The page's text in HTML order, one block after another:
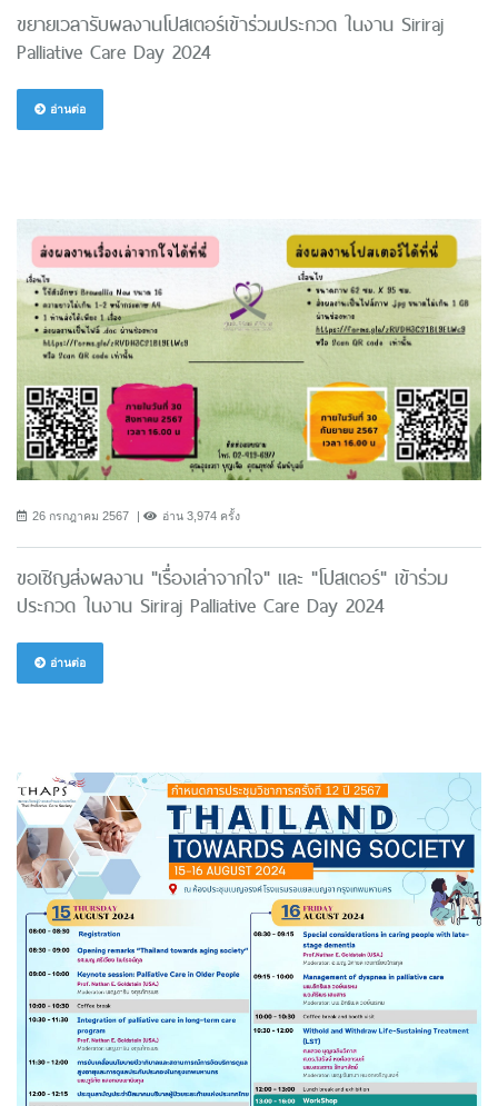
ขยายเวลารับผลงานโปสเตอร์เข้าร่วมประกวด ในงาน Siriraj
Palliative Care Day 2024
อ่านต่อ
26 กรกฎาคม 2567 อ่าน 3,974 ครั้ง
ขอเชิญส่งผลงาน "เรื่องเล่าจากใจ" และ "โปสเตอร์" เข้าร่วม
ประกวด ในงาน Siriraj Palliative Care Day 2024
อ่านต่อ